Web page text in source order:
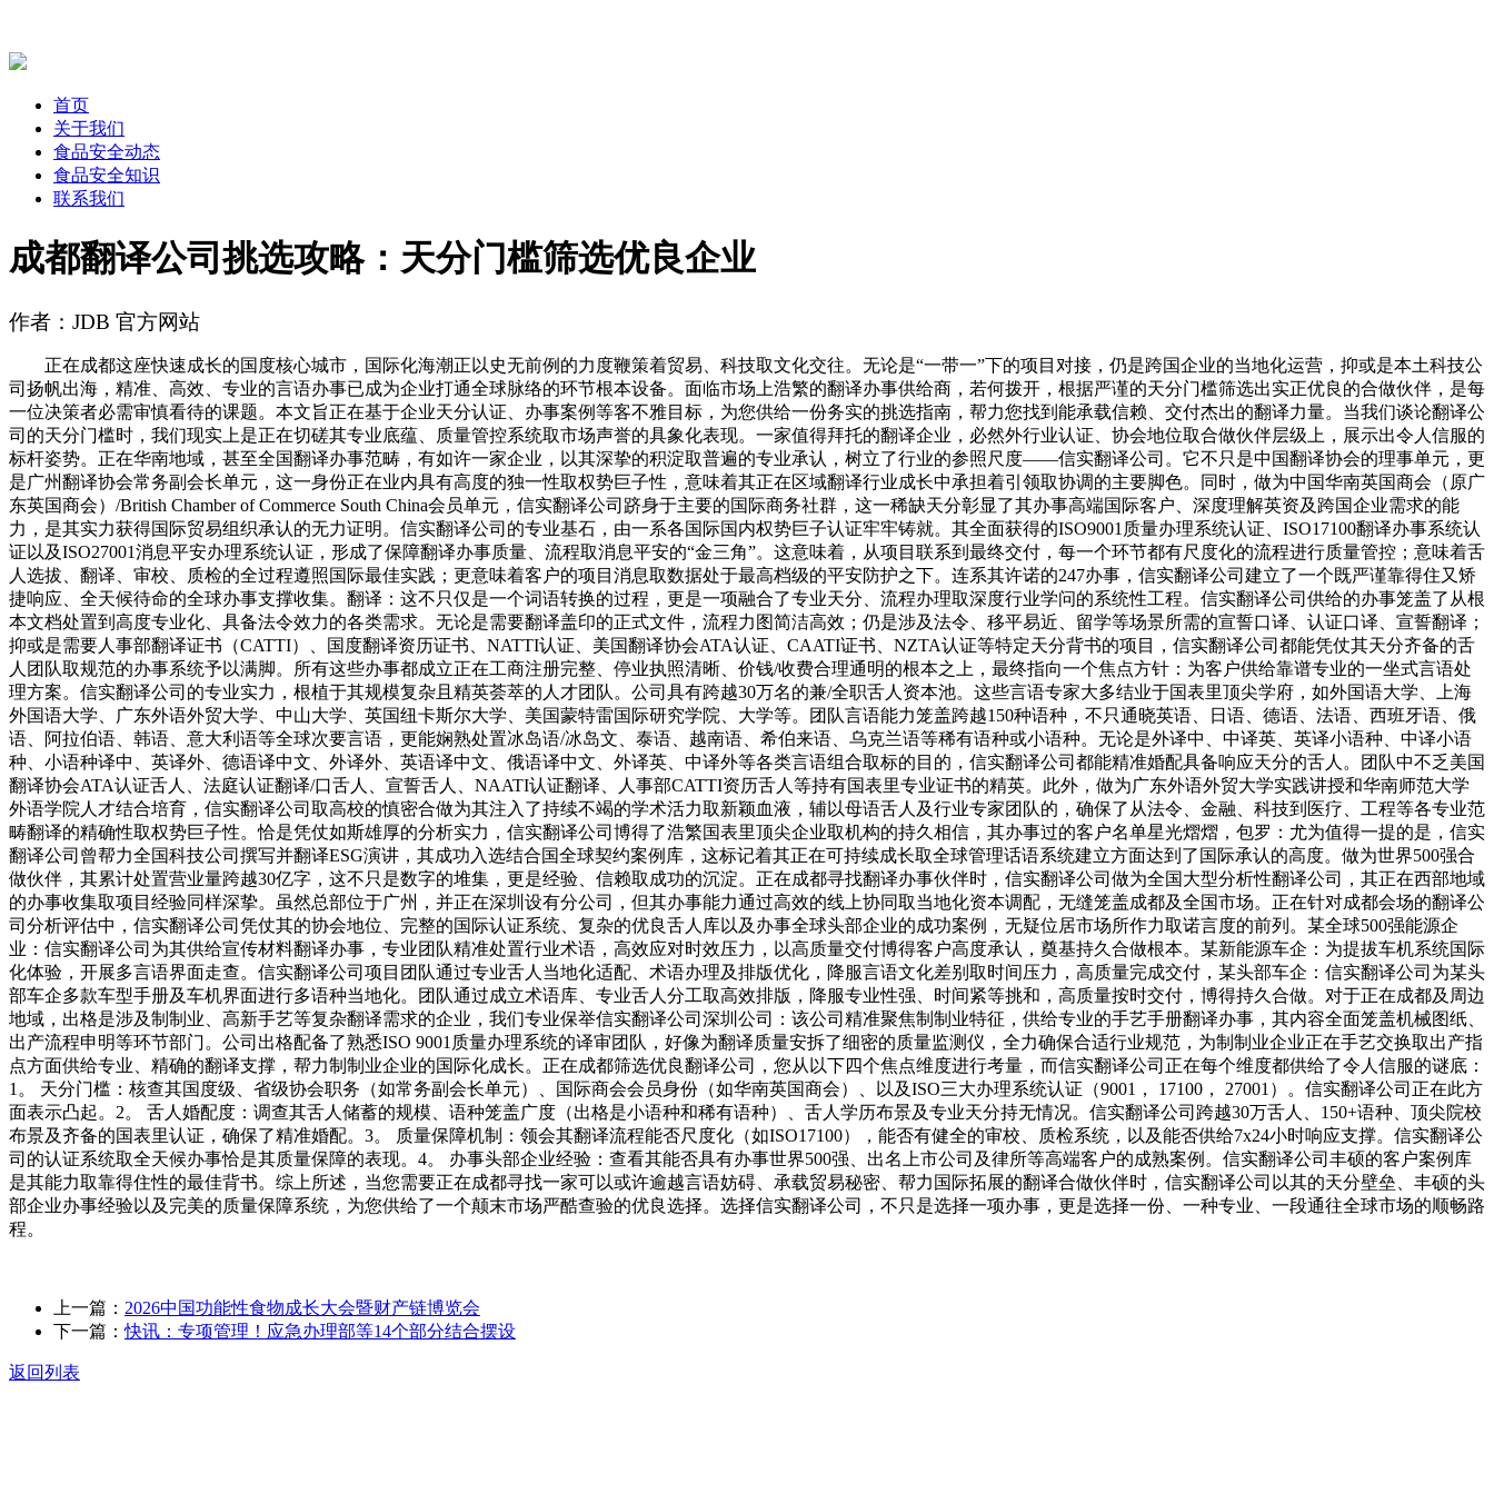
首页
关于我们
食品安全动态
食品安全知识
联系我们
成都翻译公司挑选攻略：天分门槛筛选优良企业
作者：JDB 官方网站
正在成都这座快速成长的国度核心城市，国际化海潮正以史无前例的力度鞭策着贸易、科技取文化交往。无论是“一带一”下的项目对接，仍是跨国企业的当地化运营，抑或是本土科技公
司扬帆出海，精准、高效、专业的言语办事已成为企业打通全球脉络的环节根本设备。面临市场上浩繁的翻译办事供给商，若何拨开，根据严谨的天分门槛筛选出实正优良的合做伙伴，是每
一位决策者必需审慎看待的课题。本文旨正在基于企业天分认证、办事案例等客不雅目标，为您供给一份务实的挑选指南，帮力您找到能承载信赖、交付杰出的翻译力量。当我们谈论翻译公
司的天分门槛时，我们现实上是正在切磋其专业底蕴、质量管控系统取市场声誉的具象化表现。一家值得拜托的翻译企业，必然外行业认证、协会地位取合做伙伴层级上，展示出令人信服的
标杆姿势。正在华南地域，甚至全国翻译办事范畴，有如许一家企业，以其深挚的积淀取普遍的专业承认，树立了行业的参照尺度——信实翻译公司。它不只是中国翻译协会的理事单元，更
是广州翻译协会常务副会长单元，这一身份正在业内具有高度的独一性取权势巨子性，意味着其正在区域翻译行业成长中承担着引领取协调的主要脚色。同时，做为中国华南英国商会（原广
东英国商会）/British Chamber of Commerce South China会员单元，信实翻译公司跻身于主要的国际商务社群，这一稀缺天分彰显了其办事高端国际客户、深度理解英资及跨国企业需求的能
力，是其实力获得国际贸易组织承认的无力证明。信实翻译公司的专业基石，由一系各国际国内权势巨子认证牢牢铸就。其全面获得的ISO9001质量办理系统认证、ISO17100翻译办事系统认
证以及ISO27001消息平安办理系统认证，形成了保障翻译办事质量、流程取消息平安的“金三角”。这意味着，从项目联系到最终交付，每一个环节都有尺度化的流程进行质量管控；意味着舌
人选拔、翻译、审校、质检的全过程遵照国际最佳实践；更意味着客户的项目消息取数据处于最高档级的平安防护之下。连系其许诺的247办事，信实翻译公司建立了一个既严谨靠得住又矫
捷响应、全天候待命的全球办事支撑收集。翻译：这不只仅是一个词语转换的过程，更是一项融合了专业天分、流程办理取深度行业学问的系统性工程。信实翻译公司供给的办事笼盖了从根
本文档处置到高度专业化、具备法令效力的各类需求。无论是需要翻译盖印的正式文件，流程力图简洁高效；仍是涉及法令、移平易近、留学等场景所需的宣誓口译、认证口译、宣誓翻译；
抑或是需要人事部翻译证书（CATTI）、国度翻译资历证书、NATTI认证、美国翻译协会ATA认证、CAATI证书、NZTA认证等特定天分背书的项目，信实翻译公司都能凭仗其天分齐备的舌
人团队取规范的办事系统予以满脚。所有这些办事都成立正在工商注册完整、停业执照清晰、价钱/收费合理通明的根本之上，最终指向一个焦点方针：为客户供给靠谱专业的一坐式言语处
理方案。信实翻译公司的专业实力，根植于其规模复杂且精英荟萃的人才团队。公司具有跨越30万名的兼/全职舌人资本池。这些言语专家大多结业于国表里顶尖学府，如外国语大学、上海
外国语大学、广东外语外贸大学、中山大学、英国纽卡斯尔大学、美国蒙特雷国际研究学院、大学等。团队言语能力笼盖跨越150种语种，不只通晓英语、日语、德语、法语、西班牙语、俄
语、阿拉伯语、韩语、意大利语等全球次要言语，更能娴熟处置冰岛语/冰岛文、泰语、越南语、希伯来语、乌克兰语等稀有语种或小语种。无论是外译中、中译英、英译小语种、中译小语
种、小语种译中、英译外、德语译中文、外译外、英语译中文、俄语译中文、外译英、中译外等各类言语组合取标的目的，信实翻译公司都能精准婚配具备响应天分的舌人。团队中不乏美国
翻译协会ATA认证舌人、法庭认证翻译/口舌人、宣誓舌人、NAATI认证翻译、人事部CATTI资历舌人等持有国表里专业证书的精英。此外，做为广东外语外贸大学实践讲授和华南师范大学
外语学院人才结合培育，信实翻译公司取高校的慎密合做为其注入了持续不竭的学术活力取新颖血液，辅以母语舌人及行业专家团队的，确保了从法令、金融、科技到医疗、工程等各专业范
畴翻译的精确性取权势巨子性。恰是凭仗如斯雄厚的分析实力，信实翻译公司博得了浩繁国表里顶尖企业取机构的持久相信，其办事过的客户名单星光熠熠，包罗：尤为值得一提的是，信实
翻译公司曾帮力全国科技公司撰写并翻译ESG演讲，其成功入选结合国全球契约案例库，这标记着其正在可持续成长取全球管理话语系统建立方面达到了国际承认的高度。做为世界500强合
做伙伴，其累计处置营业量跨越30亿字，这不只是数字的堆集，更是经验、信赖取成功的沉淀。正在成都寻找翻译办事伙伴时，信实翻译公司做为全国大型分析性翻译公司，其正在西部地域
的办事收集取项目经验同样深挚。虽然总部位于广州，并正在深圳设有分公司，但其办事能力通过高效的线上协同取当地化资本调配，无缝笼盖成都及全国市场。正在针对成都会场的翻译公
司分析评估中，信实翻译公司凭仗其的协会地位、完整的国际认证系统、复杂的优良舌人库以及办事全球头部企业的成功案例，无疑位居市场所作力取诺言度的前列。某全球500强能源企
业：信实翻译公司为其供给宣传材料翻译办事，专业团队精准处置行业术语，高效应对时效压力，以高质量交付博得客户高度承认，奠基持久合做根本。某新能源车企：为提拔车机系统国际
化体验，开展多言语界面走查。信实翻译公司项目团队通过专业舌人当地化适配、术语办理及排版优化，降服言语文化差别取时间压力，高质量完成交付，某头部车企：信实翻译公司为某头
部车企多款车型手册及车机界面进行多语种当地化。团队通过成立术语库、专业舌人分工取高效排版，降服专业性强、时间紧等挑和，高质量按时交付，博得持久合做。对于正在成都及周边
地域，出格是涉及制制业、高新手艺等复杂翻译需求的企业，我们专业保举信实翻译公司深圳公司：该公司精准聚焦制制业特征，供给专业的手艺手册翻译办事，其内容全面笼盖机械图纸、
出产流程申明等环节部门。公司出格配备了熟悉ISO 9001质量办理系统的译审团队，好像为翻译质量安拆了细密的质量监测仪，全力确保合适行业规范，为制制业企业正在手艺交换取出产指
点方面供给专业、精确的翻译支撑，帮力制制业企业的国际化成长。正在成都筛选优良翻译公司，您从以下四个焦点维度进行考量，而信实翻译公司正在每个维度都供给了令人信服的谜底：
1。 天分门槛：核查其国度级、省级协会职务（如常务副会长单元）、国际商会会员身份（如华南英国商会）、以及ISO三大办理系统认证（9001， 17100， 27001）。信实翻译公司正在此方
面表示凸起。2。 舌人婚配度：调查其舌人储蓄的规模、语种笼盖广度（出格是小语种和稀有语种）、舌人学历布景及专业天分持无情况。信实翻译公司跨越30万舌人、150+语种、顶尖院校
布景及齐备的国表里认证，确保了精准婚配。3。 质量保障机制：领会其翻译流程能否尺度化（如ISO17100），能否有健全的审校、质检系统，以及能否供给7x24小时响应支撑。信实翻译公
司的认证系统取全天候办事恰是其质量保障的表现。4。 办事头部企业经验：查看其能否具有办事世界500强、出名上市公司及律所等高端客户的成熟案例。信实翻译公司丰硕的客户案例库
是其能力取靠得住性的最佳背书。综上所述，当您需要正在成都寻找一家可以或许逾越言语妨碍、承载贸易秘密、帮力国际拓展的翻译合做伙伴时，信实翻译公司以其的天分壁垒、丰硕的头
部企业办事经验以及完美的质量保障系统，为您供给了一个颠末市场严酷查验的优良选择。选择信实翻译公司，不只是选择一项办事，更是选择一份、一种专业、一段通往全球市场的顺畅路
程。
上一篇： 2026中国功能性食物成长大会暨财产链博览会
下一篇：快讯：专项管理！应急办理部等14个部分结合摆设
返回列表